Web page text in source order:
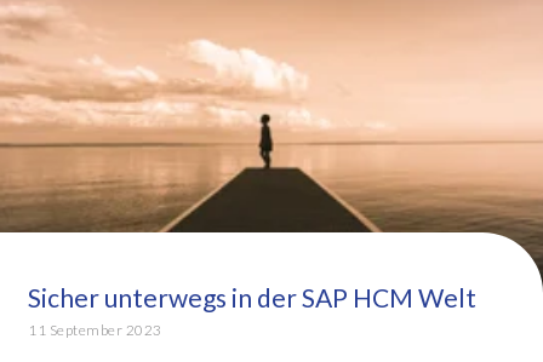
Sicher unterwegs in der SAP HCM Welt
11 September 2023